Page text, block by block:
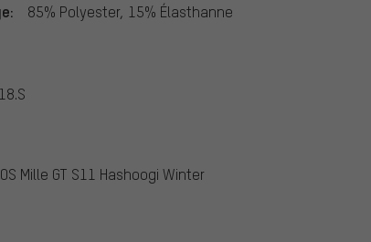
85% Polyester, 15% Élasthanne
Mille GT S11 Hashoogi Winter